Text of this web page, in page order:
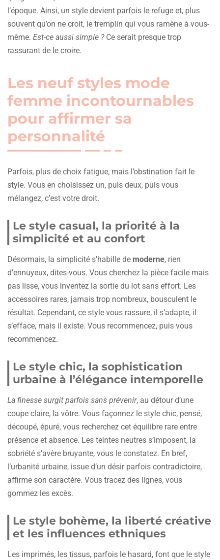
l’époque. Ainsi, un style devient parfois le refuge et, plus
souvent qu’on ne croit, le tremplin qui vous ramène à vous-
même. Est-ce aussi simple ?Ce serait presque trop
rassurant de le croire.
Les neuf styles mode
femme incontournables
pour affirmer sa
personnalité
Parfois, plus de choix fatigue, mais l’obstination fait le
style. Vous en choisissez un, puis deux, puis vous
mélangez, c’est votre droit.
Le style casual, la priorité à la
simplicité et au confort
Désormais, la simplicité s’habille de moderne, rien
d’ennuyeux, dites-vous. Vous cherchez la pièce facile mais
pas lisse, vous inventez la sortie du lot sans effort. Les
accessoires rares, jamais trop nombreux, bousculent le
résultat. Cependant, ce style vous rassure, il s’adapte, il
s’efface, mais il existe. Vous recommencez, puis vous
recommencez.
Le style chic, la sophistication
urbaine à l’élégance intemporelle
La finesse surgit parfois sans prévenir, au détour d’une
coupe claire, la vôtre. Vous façonnez le style chic, pensé,
découpé, épuré, vous recherchez cet équilibre rare entre
présence et absence. Les teintes neutres s’imposent, la
sobriété s’avère bruyante, vous le constatez. En bref,
l’urbanité urbaine, issue d’un désir parfois contradictoire,
affirme son caractère. Vous tracez des lignes, vous
gommez les excès.
Le style bohème, la liberté créative
et les influences ethniques
Les imprimés, les tissus, parfois le hasard, font que le style